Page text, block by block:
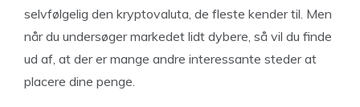
selvfølgelig den kryptovaluta, de fleste kender til. Men
når du undersøger markedet lidt dybere, så vil du finde
ud af, at der er mange andre interessante steder at
placere dine penge.